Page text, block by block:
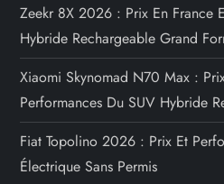
Zeekr 8X 2026 : Prix En France
Hybride Rechargeable Grand
Xiaomi Skynomad N70 Max :
Performances Du SUV Hybride
Fiat Topolino 2026 : Prix Et
Électrique Sans Permis